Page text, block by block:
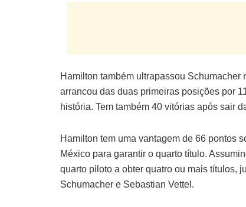
Hamilton também ultrapassou
arrancou das duas primeiras posições por
história. Tem também 40 vitórias após sair
Hamilton tem uma vantagem de 66 pontos
México para garantir o quarto título.
quarto piloto a obter quatro ou mais títulos,
Schumacher e Sebastian Vettel.